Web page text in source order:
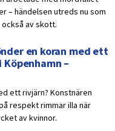
– händelsen utreds nu som
av skott.
en koran med ett
–
ett rivjärn? Konstnären
respekt rimmar illa när
av kvinnor.